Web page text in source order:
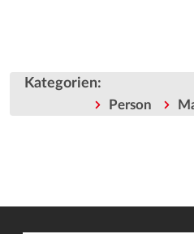
Kategorien:
Person